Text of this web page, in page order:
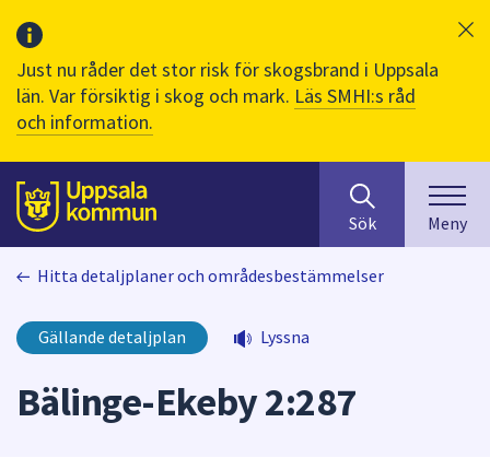
Just nu råder det stor risk för skogsbrand i Uppsala
län. Var försiktig i skog och mark. Läs SMHI:s råd
och information.
Till sidans
huvudinnehåll
efter
innehåll
på
webbplatsen.
i
Sök Meny
Hitta detaljplaner och områdesbestämmelser
Gällande detaljplan Lyssna
Bälinge-Ekeby 2:287